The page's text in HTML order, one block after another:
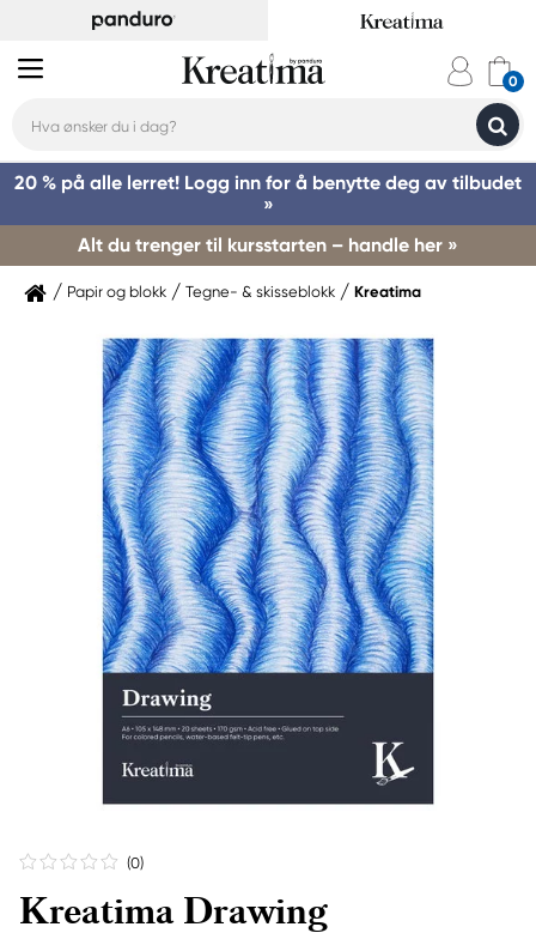
20 % på alle lerret! Logg inn for å benytte deg av tilbudet
»
Alt du trenger til kursstarten – handle her »
Papir og blokk Tegne- & skisseblokk Kreatima
(0)
Kreatima Drawing